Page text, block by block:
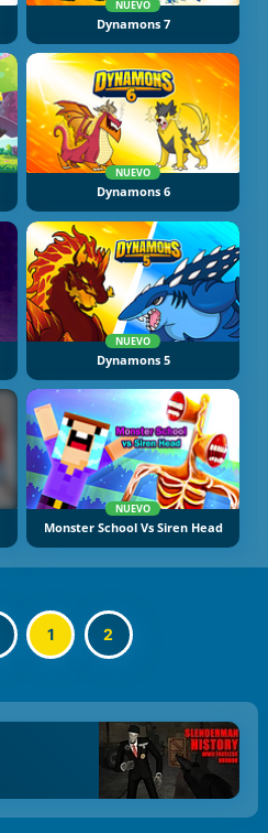
NUEVO
Dynamons 7
NUEVO
Dynamons 6
NUEVO
Dynamons 5
NUEVO
Monster School Vs Siren Head
1 2